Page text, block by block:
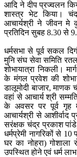
आदि ने दीप प्रज्वलन
शास्त्र भेट किया।
आचार्यश्री ने जीवन
प्रतिदिन सुबह 8.30 से
धर्मसभा से पूर्व सकल
मुनि संघ सेवा समिति
शोभायात्रा निकली।
के मंगल प्रवेश की
डालूमोदी बाजार, माणक
वहां से आचार्य श्री
के अवसर पर पूर्व गृह
आचार्यश्री से आशीर्वाद
सरंक्षक चंद्र प्रकाश
धर्मप्रेमी नागरिकों से
घर का नोहरा)
उपस्थित होने एवं धर्म